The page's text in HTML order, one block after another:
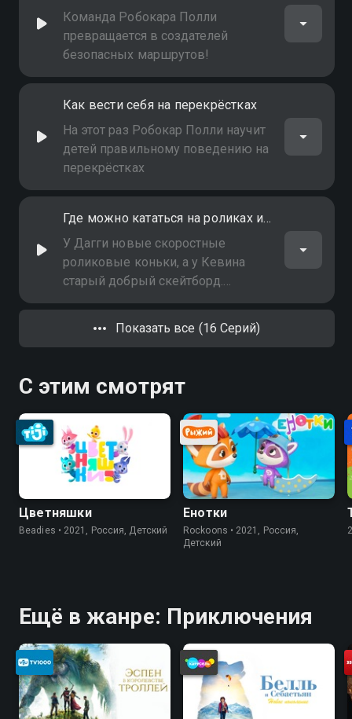
Команда Робокара Полли
превращается в создателей
безопасных маршрутов!
Как вести себя на перекрёстках
На этот раз Робокар Полли научит
детей правильному поведению на
перекрёстках
Где можно кататься на роликах и скейтборде
У Дагги новые скоростные
роликовые коньки, а у Кевина
старый добрый скейтборд.
Конечно же надо устроить гонку и
выяснить, чей транспорт быстрее
и круче! Но что-то пошло не так
Показать все (16 Серий)
С этим смотрят
Цветняшки
Beadies • 2021, Россия, Детский
Енотки
Rockoons • 2021, Россия,
Детский
Ещё в жанре: Приключения